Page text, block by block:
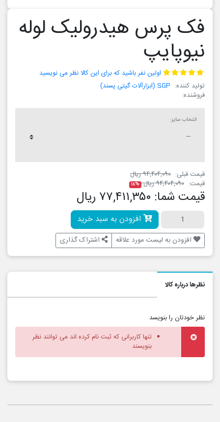
فک پرس هیدرولیک لوله
نیوپایپ
اولین نفر باشید که برای این کالا نظر می نویسید
تولید کننده: SGP (ابزارآلات گیتی پسند)
فروشنده:
انتخاب سایز:
قیمت قبلی: ۹۴,۴۰۴,۰۹۰ ریال
قیمت: ۹۴,۴۰۴,۰۹۰ ریال ۱۸%
قیمت شما: ۷۷,۴۱۱,۳۵۰ ریال
افزودن به سبد خرید
افزودن به لیست مورد علاقه اشتراک گذاری
نظرها درباره کالا
نظر خودتان را بنویسد
تنها کاربرانی که ثبت نام کرده اند می توانند نظر
بنویسند